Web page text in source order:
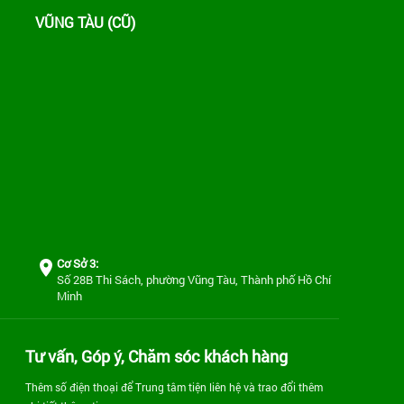
VŨNG TÀU (CŨ)
Cơ Sở 3:
Số 28B Thi Sách, phường Vũng Tàu, Thành phố Hồ Chí
Minh
Tư vấn, Góp ý, Chăm sóc khách hàng
Thêm số điện thoại để Trung tâm tiện liên hệ và trao đổi thêm